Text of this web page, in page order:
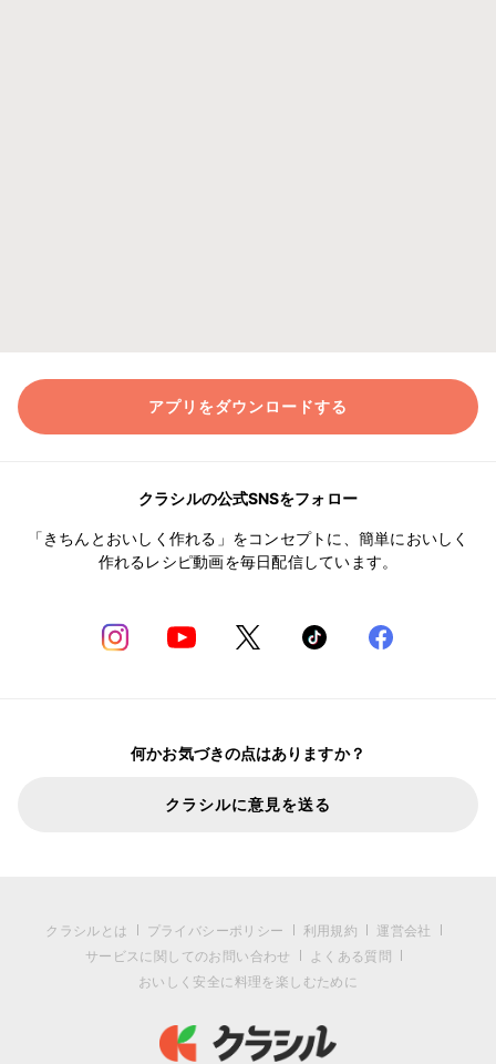
アプリをダウンロードする
クラシルの公式SNSをフォロー
「きちんとおいしく作れる」をコンセプトに、簡単においしく
作れるレシピ動画を毎日配信しています。
何かお気づきの点はありますか？
クラシルに意見を送る
クラシルとは プライバシーポリシー 利用規約
運営会社
サービスに関してのお問い合わせ
よくある質問
おいしく安全に料理を楽しむために